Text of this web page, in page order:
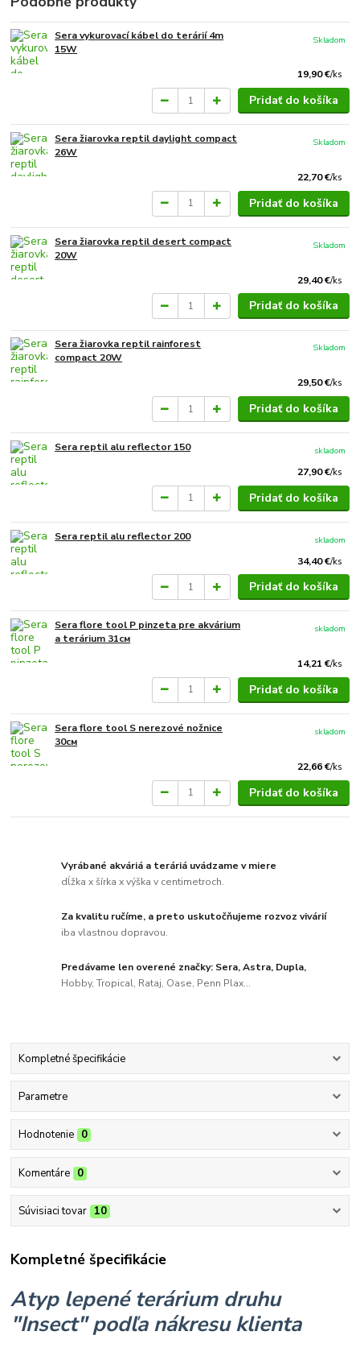
Sera vykurovací kábel do terárií 4m
15W
19,90 €/ks
Skladom
Pridať do košíka
Sera žiarovka reptil daylight compact
26W
22,70 €/ks
Skladom
Pridať do košíka
Sera žiarovka reptil desert compact
20W
29,40 €/ks
Skladom
Pridať do košíka
Sera žiarovka reptil rainforest
compact 20W
29,50 €/ks
Skladom
Pridať do košíka
Sera reptil alu reflector 150
27,90 €/ks
skladom
Pridať do košíka
Sera reptil alu reflector 200
34,40 €/ks
skladom
Pridať do košíka
Sera flore tool P pinzeta pre akvárium
a terárium 31см
14,21 €/ks
skladom
Pridať do košíka
Sera flore tool S nerezové nožnice
30см
22,66 €/ks
skladom
Pridať do košíka
Vyrábané akváriá a teráriá uvádzame v miere
dĺžka x šírka x výška v centimetroch.
Za kvalitu ručíme, a preto uskutočňujeme rozvoz vivárií
iba vlastnou dopravou.
Predávame len overené značky: Sera, Astra, Dupla,
Hobby, Tropical, Rataj, Oase, Penn Plax...
Kompletné špecifikácie
Parametre
Hodnotenie 0
Komentáre 0
Súvisiaci tovar 10
Kompletné špecifikácie
Atyp lepené terárium druhu
"Insect" podľa nákresu klienta